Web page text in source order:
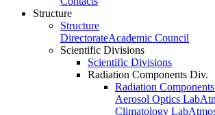
Structure
Structure
DirectorateAcademic Council
Scientific Divisions
Scientific Divisions
Radiation Components Div.
Radiation
Aerosol Optics Lab
Climatology Lab